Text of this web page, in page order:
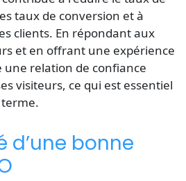
taux de conversion et à
clients. En répondant aux
et en offrant une expérience
une relation de confiance
visiteurs, ce qui est essentiel
terme.
d’une bonne